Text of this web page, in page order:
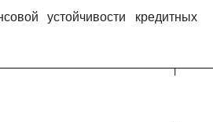
устойчивости кредитных